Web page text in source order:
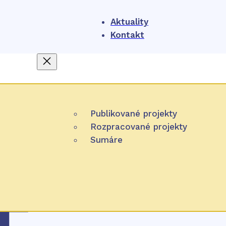
Aktuality
Kontakt
NIHO
Čo je HTA
Úlohy NIHO
ProjektyPublikované projekty
Rozpracované projekty
Sumáre
Participácia